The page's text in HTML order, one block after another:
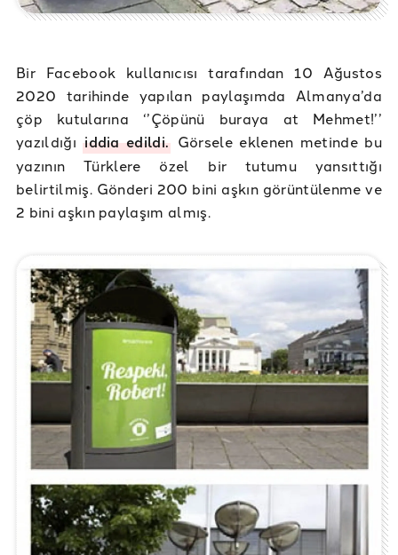
Bir Facebook kullanıcısı tarafından 10 Ağustos
2020 tarihinde yapılan paylaşımda Almanya’da
çöp kutularına ‘’Çöpünü buraya at Mehmet!’’
yazıldığıiddia edildi. Görsele eklenen metinde bu
yazının Türklere özel bir tutumu yansıttığı
belirtilmiş. Gönderi 200 bini aşkın görüntülenme ve
2 bini aşkın paylaşım almış.